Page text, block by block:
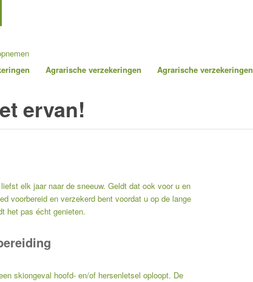
Agrarische verzekeringen Agrarische verzekeringen
ervan!
elk jaar naar de sneeuw. Geldt dat ook voor u en
voorbereid en verzekerd bent voordat u op de lange
het pas écht genieten.
skiongeval hoofd- en/of hersenletsel oploopt. De